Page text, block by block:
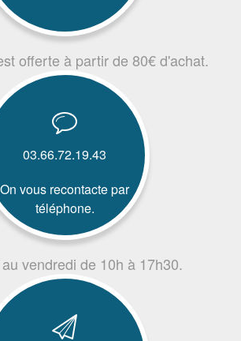
offerte à partir de 80€ d'achat.
03.66.72.19.43
On vous recontacte par
téléphone.
vendredi de 10h à 17h30.